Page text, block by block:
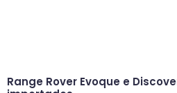
Range Rover Evoque e